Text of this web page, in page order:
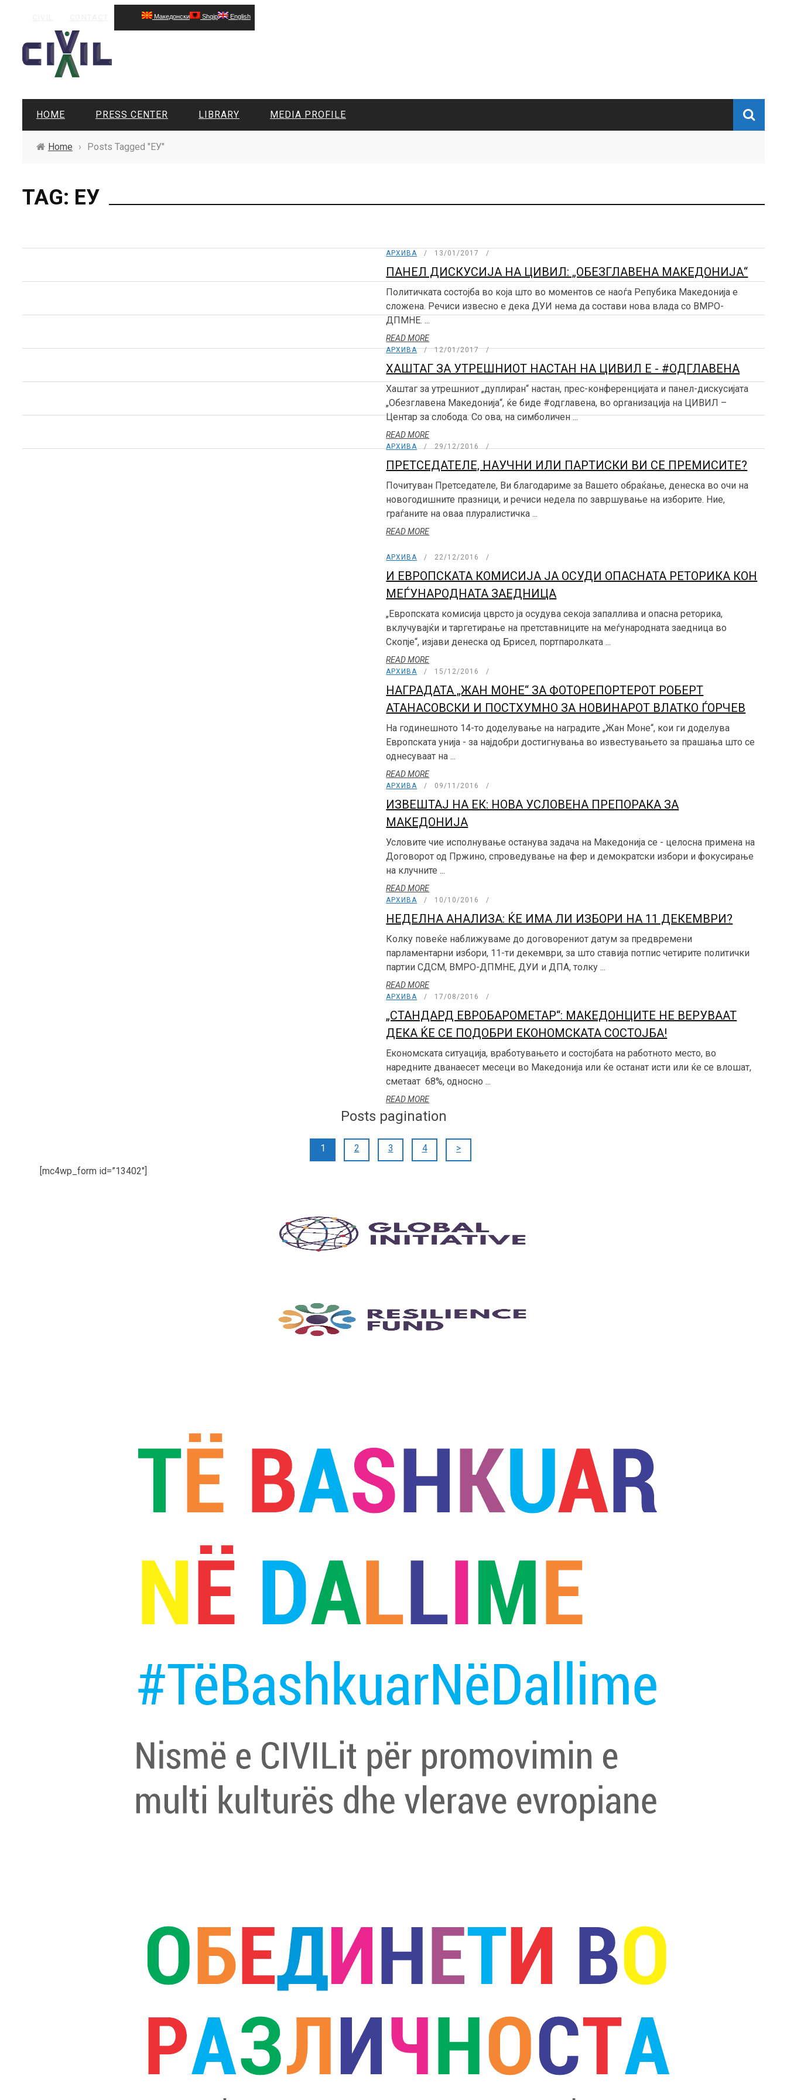
Македонски Shqip English
HOME PRESS CENTER LIBRARY MEDIA PROFILE
Home › Posts Tagged "ЕУ"
TAG: ЕУ
АРХИВА 13/01/2017
ПАНЕЛ ДИСКУСИЈА НА ЦИВИЛ: „ОБЕЗГЛАВЕНА МАКЕДОНИЈА“
Политичката состојба во која што во моментов се наоѓа Репубика Македонија е
сложена. Речиси извесно е дека ДУИ нема да состави нова влада со ВМРО-
ДПМНЕ. ...
READ MORE
АРХИВА 12/01/2017
ХАШТАГ ЗА УТРЕШНИОТ НАСТАН НА ЦИВИЛ Е - #ОДГЛАВЕНА
Хаштаг за утрешниот „дуплиран“ настан, прес-конференцијата и панел-дискусијата
„Обезглавена Македонија“, ќе биде #одглавена, во организација на ЦИВИЛ –
Центар за слобода. Со ова, на симболичен ...
READ MORE
АРХИВА 29/12/2016
ПРЕТСЕДАТЕЛЕ, НАУЧНИ ИЛИ ПАРТИСКИ ВИ СЕ ПРЕМИСИТЕ?
Почитуван Претседателе, Ви благодариме за Вашето обраќање, денеска во очи на
новогодишните празници, и речиси недела по завршување на изборите. Ние,
граѓаните на оваа плуралистичка ...
READ MORE
АРХИВА 22/12/2016
И ЕВРОПСКАТА КОМИСИЈА ЈА ОСУДИ ОПАСНАТА РЕТОРИКА КОН
МЕЃУНАРОДНАТА ЗАЕДНИЦА
„Европската комисија цврсто ја осудува секоја запаллива и опасна реторика,
вклучувајќи и таргетирање на претставниците на меѓународната заедница во
Скопје“, изјави денеска од Брисел, портпаролката ...
READ MORE
АРХИВА 15/12/2016
НАГРАДАТА „ЖАН МОНЕ“ ЗА ФОТОРЕПОРТЕРОТ РОБЕРТ
АТАНАСОВСКИ И ПОСТХУМНО ЗА НОВИНАРОТ ВЛАТКО ЃОРЧЕВ
На годинешното 14-то доделување на наградите „Жан Моне“, кои ги доделува
Европската унија - за најдобри достигнувања во известувањето за прашања што се
однесуваат на ...
READ MORE
АРХИВА 09/11/2016
ИЗВЕШТАЈ НА ЕК: НОВА УСЛОВЕНА ПРЕПОРАКА ЗА
МАКЕДОНИЈА
Условите чие исполнување останува задача на Македонија се - целосна примена на
Договорот од Пржино, спроведување на фер и демократски избори и фокусирање
на клучните ...
READ MORE
АРХИВА 10/10/2016
НЕДЕЛНА АНАЛИЗА: ЌЕ ИМА ЛИ ИЗБОРИ НА 11 ДЕКЕМВРИ?
Колку повеќе наближуваме до договорениот датум за предвремени
парламентарни избори, 11-ти декември, за што ставија потпис четирите политички
партии СДСМ, ВМРО-ДПМНЕ, ДУИ и ДПА, толку ...
READ MORE
АРХИВА 17/08/2016
„СТАНДАРД ЕВРОБАРОМЕТАР“: МАКЕДОНЦИТЕ НЕ ВЕРУВААТ
ДЕКА ЌЕ СЕ ПОДОБРИ ЕКОНОМСКАТА СОСТОЈБА!
Економската ситуација, вработувањето и состојбата на работното место, во
наредните дванаесет месеци во Македонија или ќе останат исти или ќе се влошат,
сметаат 68%, односно ...
READ MORE
Posts pagination
1 2 3 4 >
[mc4wp_form id=”13402″]